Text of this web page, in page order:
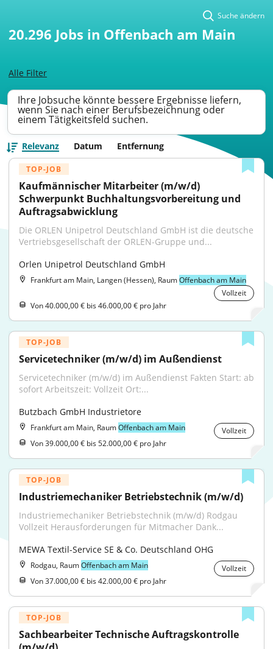
Alle Filter
Suche ändern
20.296 Jobs in Offenbach am Main
Ihre Jobsuche könnte bessere Ergebnisse liefern,
wenn Sie nach einer Berufsbezeichnung oder
einem Tätigkeitsfeld suchen.
Relevanz Datum Entfernung
TOP-JOB
Kaufmännischer Mitarbeiter (m/w/d)
Schwerpunkt Buchhaltungsvorbereitung und
Auftragsabwicklung
Die ORLEN Unipetrol Deutschland GmbH ist die deutsche
Vertriebsgesellschaft der ORLEN-Gruppe und...
Orlen Unipetrol Deutschland GmbH
Frankfurt am Main, Langen (Hessen), RaumOffenbach am Main
Vollzeit
Von 40.000,00 € bis 46.000,00 € pro Jahr
TOP-JOB
Servicetechniker (m/w/d) im Außendienst
Servicetechniker (m/w/d) im Außendienst Fakten Start: ab
sofort Arbeitszeit: Vollzeit Ort:...
Butzbach GmbH Industrietore
Frankfurt am Main, RaumOffenbach am Main
Vollzeit
Von 39.000,00 € bis 52.000,00 € pro Jahr
TOP-JOB
Industriemechaniker Betriebstechnik (m/w/d)
Industriemechaniker Betriebstechnik (m/w/d) Rodgau
Vollzeit Herausforderungen für Mitmacher Dank...
MEWA Textil-Service SE & Co. Deutschland OHG
Rodgau, RaumOffenbach am Main
Vollzeit
Von 37.000,00 € bis 42.000,00 € pro Jahr
TOP-JOB
Sachbearbeiter Technische Auftragskontrolle